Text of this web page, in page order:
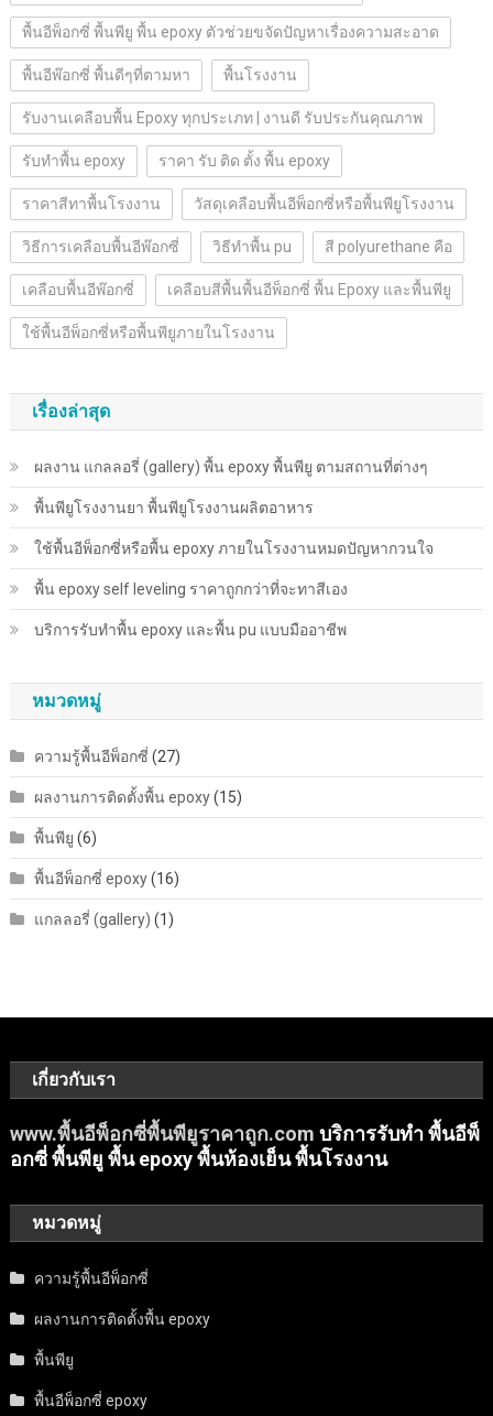
พื้นอีพ็อกซี่ พื้นพียู พื้น epoxy ตัวช่วยขจัดปัญหาเรื่องความสะอาด
พื้นอีพ๊อกซี่ พื้นดีๆที่ตามหา พื้นโรงงาน
รับงานเคลือบพื้น Epoxy ทุกประเภท | งานดี รับประกันคุณภาพ
รับทำพื้น epoxy ราคา รับ ติด ตั้ง พื้น epoxy
ราคาสีทาพื้นโรงงาน วัสดุเคลือบพื้นอีพ็อกซี่หรือพื้นพียูโรงงาน
วิธีการเคลือบพื้นอีพ๊อกซี่ วิธีทำพื้น pu สี polyurethane คือ
เคลือบพื้นอีพ๊อกซี่ เคลือบสีพื้นพื้นอีพ็อกซี่ พื้น Epoxy และพื้นพียู
ใช้พื้นอีพ็อกซี่หรือพื้นพียูภายในโรงงาน
เรื่องล่าสุด
ผลงาน แกลลอรี่ (gallery) พื้น epoxy พื้นพียู ตามสถานที่ต่างๆ
พื้นพียู​โรงงานยา พื้นพียู​โรงงานผลิตอาหาร
ใช้พื้นอีพ็อกซี่หรือพื้น epoxy ภายในโรงงานหมดปัญหากวนใจ
พื้น epoxy self leveling ราคาถูกกว่าที่จะทาสีเอง
บริการรับทำพื้น epoxy และพื้น pu แบบมืออาชีพ
หมวดหมู่
ความรู้พื้นอีพ็อกซี่ (27)
ผลงานการติดตั้งพื้น epoxy(15)
พื้นพียู (6)
พื้นอีพ็อกซี่ epoxy(16)
แกลลอรี่ (gallery) (1)
เกี่ยวกับเรา
www.พื้นอีพ็อกซี่พื้นพียูราคาถูก.com บริการรับทำ พื้นอีพ็
อกซี่ พื้นพียู พื้น epoxy พื้นห้องเย็น พื้นโรงงาน
หมวดหมู่
ความรู้พื้นอีพ็อกซี่
ผลงานการติดตั้งพื้น epoxy
พื้นพียู
พื้นอีพ็อกซี่ epoxy